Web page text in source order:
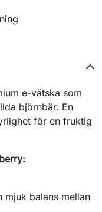
e-vätska som
björnbär. En
för en fruktig
mjuk balans mellan